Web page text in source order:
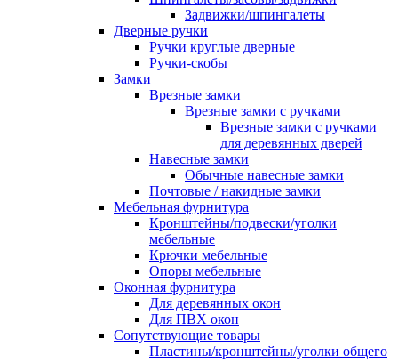
Задвижки/шпингалеты
Дверные ручки
Ручки круглые дверные
Ручки-скобы
Замки
Врезные замки
Врезные замки с ручками
Врезные замки с ручками
для деревянных дверей
Навесные замки
Обычные навесные замки
Почтовые / накидные замки
Мебельная фурнитура
Кронштейны/подвески/уголки
мебельные
Крючки мебельные
Опоры мебельные
Оконная фурнитура
Для деревянных окон
Для ПВХ окон
Сопутствующие товары
Пластины/кронштейны/уголки общего